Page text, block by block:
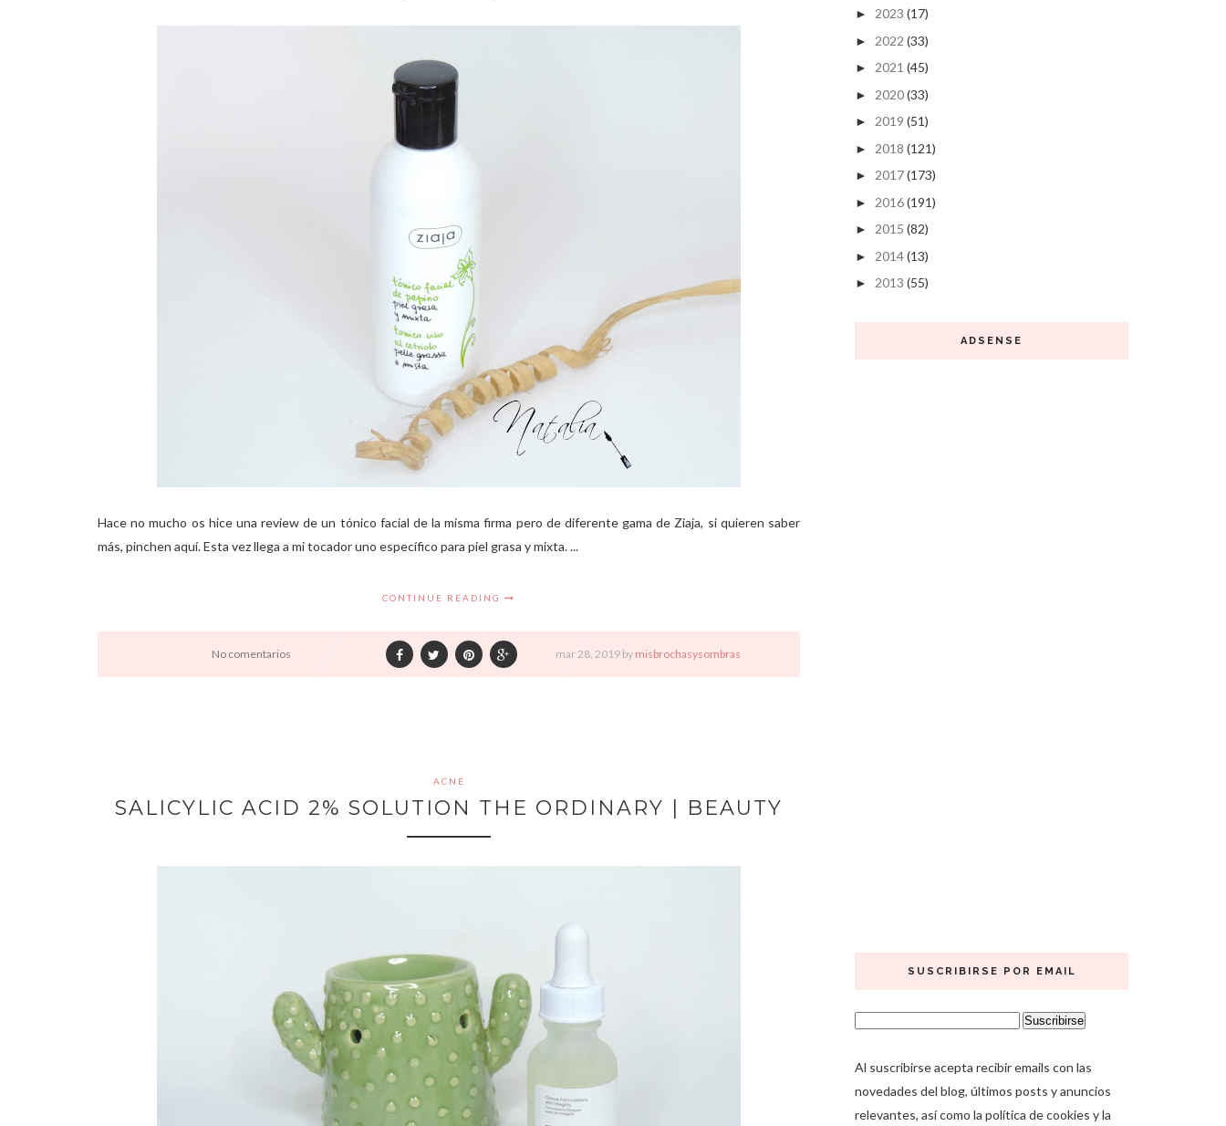
Hace no mucho os hice una review de un tónico facial de la misma firma pero de diferente gama de Ziaja, si quieren saber
más, pinchen aquí. Esta vez llega a mi tocador uno específico para piel grasa y mixta. ...
CONTINUE READING
No comentarios mar28, 2019 by misbrochasysombras
ACNÉ
SALICYLIC ACID 2% SOLUTION THE ORDINARY | BEAUTY
► 2023 (17)
► 2022 (33)
► 2021 (45)
► 2020(33)
► 2019 (51)
► 2018 (121)
► 2017(173)
► 2016(191)
► 2015 (82)
► 2014(13)
► 2013 (55)
ADSENSE
SUSCRIBIRSE POR EMAIL
Al suscribirse acepta recibir emails con las
novedades del blog, últimos posts y anuncios
relevantes, así como la política de cookies y la